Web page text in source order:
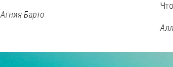
Агния Барто